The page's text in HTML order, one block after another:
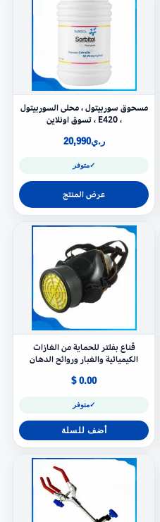
مسحوق سوربيتول ، محلى السوربيتول
، E420 ، تسوق اونلاين
ر.ي20,990
✓متوفر
عرض المنتج
قناع بفلتر للحماية من الغازات
الكيميائية والغبار وروائح الدهان
0.00 $
✓متوفر
أضف للسلة